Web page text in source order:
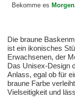
Bekomme es
Die braune
ist ein ikonisches
Erwachsenen, der
Das Unisex-Design
Anlass, egal ob für
braune Farbe
Vielseitigkeit und